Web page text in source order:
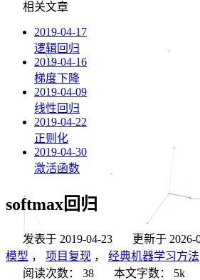
相关文章
2019-04-17
逻辑回归
2019-04-16
梯度下降
2019-04-09
线性回归
2019-04-22
正则化
2019-04-30
激活函数
softmax回归
发表于 2019-04-23 更新于 2026-
模型 ， 项目复现 ， 经典机器学习方法
阅读次数：
38 本文字数： 5k